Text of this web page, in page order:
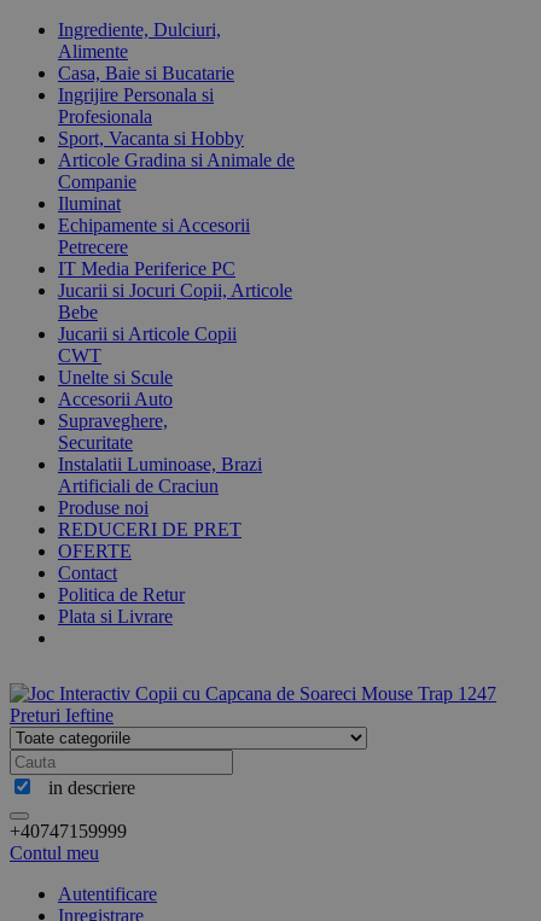
Ingrediente, Dulciuri,
Alimente
Casa, Baie si Bucatarie
Ingrijire Personala si
Profesionala
Sport, Vacanta si Hobby
Articole Gradina si Animale de
Companie
Iluminat
Echipamente si Accesorii
Petrecere
IT Media Periferice PC
Jucarii si Jocuri Copii, Articole
Bebe
Jucarii si Articole Copii
CWT
Unelte si Scule
Accesorii Auto
Supraveghere,
Securitate
Instalatii Luminoase, Brazi
Artificiali de Craciun
Produse noi
REDUCERI DE PRET
OFERTE
Contact
Politica de Retur
Plata si Livrare
in descriere
+40747159999
Contul meu
Autentificare
Inregistrare